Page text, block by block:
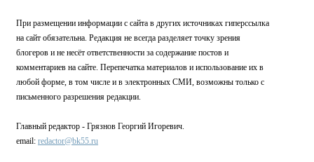
При размещении информации с сайта в других источниках гиперссылка
на сайт обязательна. Редакция не всегда разделяет точку зрения
блогеров и не несёт ответственности за содержание постов и
комментариев на сайте. Перепечатка материалов и использование их в
любой форме, в том числе и в электронных СМИ, возможны только с
письменного разрешения редакции.
Главный редактор - Грязнов Георгий Игоревич.
email: redactor@bk55.ru